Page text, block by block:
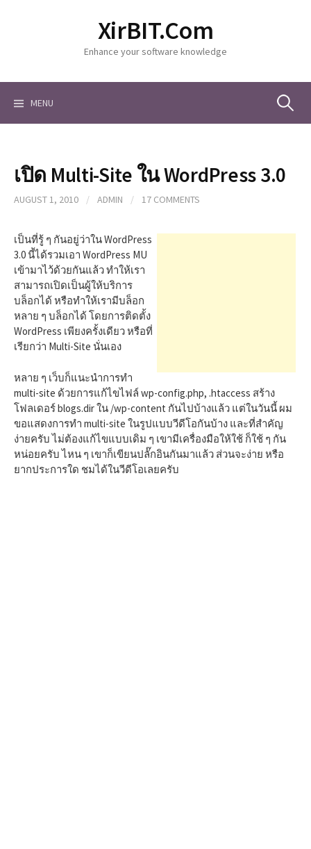
o
XirBIT.Com
Enhance your software knowledge
MENU S
a
o
r
เปิด Multi-Site ใน WordPress 3.0
AUGUST 1, 2010 / ADMIN / 17 COMMENTS
เป็นที่รู้ ๆ กันอยู่ว่าใน WordPress
3.0 นี้ได้รวมเอา WordPress MU
เข้ามาไว้ด้วยกันแล้ว ทำให้เรา
สามารถเปิดเป็นผู้ให้บริการ
บล็อกได้ หรือทำให้เรามีบล็อก
หลาย ๆ บล็อกได้ โดยการติดตั้ง
WordPress เพียงครั้งเดียว หรือที่
เรียกว่า Multi-Site นั่นเอง
หลาย ๆ เว็บก็แนะนำการทำ
multi-site ด้วยการแก้ไขไฟล์ wp-config.php, .htaccess สร้าง
โฟลเดอร์ blogs.dir ใน /wp-content กันไปบ้างแล้ว แต่ในวันนี้ ผม
ขอแสดงการทำ multi-site ในรูปแบบวีดีโอกันบ้าง และที่สำคัญ
ง่ายครับ ไม่ต้องแก้ไขแบบเดิม ๆ เขามีเครื่องมือให้ใช้ ก็ใช้ ๆ กัน
หน่อยครับ ไหน ๆ เขาก็เขียนปลั๊กอินกันมาแล้ว ส่วนจะง่าย หรือ
ยากประการใด ชมได้ในวีดีโอเลยครับ